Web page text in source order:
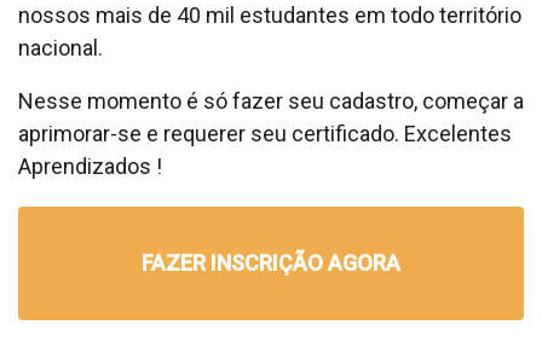
nossos mais de 40 mil estudantes em todo território
nacional.
Nesse momento é só fazer seu cadastro, começar a
aprimorar-se e requerer seu certificado. Excelentes
Aprendizados !
FAZER INSCRIÇÃO AGORA